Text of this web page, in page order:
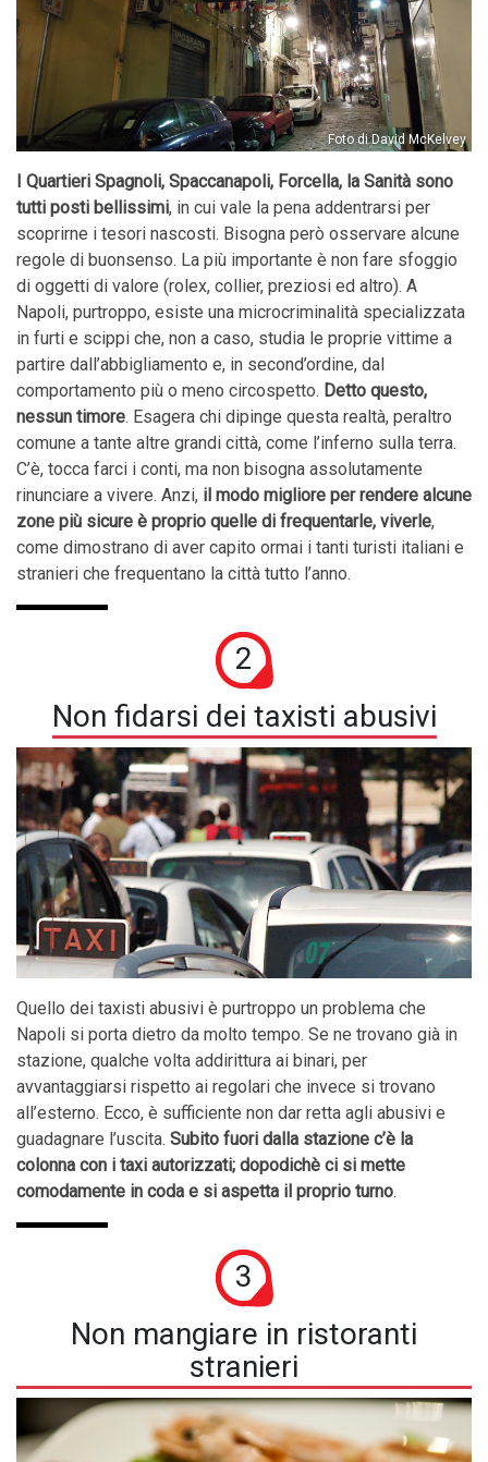
Foto di David McKelvey
I Quartieri Spagnoli, Spaccanapoli, Forcella, la Sanità sono
tutti posti bellissimi, in cui vale la pena addentrarsi per
scoprirne i tesori nascosti. Bisogna però osservare alcune
regole di buonsenso. La più importante è non fare sfoggio
di oggetti di valore (rolex, collier, preziosi ed altro). A
Napoli, purtroppo, esiste una microcriminalità specializzata
in furti e scippi che, non a caso, studia le proprie vittime a
partire dall’abbigliamento e, in second’ordine, dal
comportamento più o meno circospetto. Detto questo,
nessun timore. Esagera chi dipinge questa realtà, peraltro
comune a tante altre grandi città, come l’inferno sulla terra.
C’è, tocca farci i conti, ma non bisogna assolutamente
rinunciare a vivere. Anzi, il modo migliore per rendere alcune
zone più sicure è proprio quelle di frequentarle, viverle,
come dimostrano di aver capito ormai i tanti turisti italiani e
stranieri che frequentano la città tutto l’anno.
2
Non fidarsi dei taxisti abusivi
Quello dei taxisti abusivi è purtroppo un problema che
Napoli si porta dietro da molto tempo. Se ne trovano già in
stazione, qualche volta addirittura ai binari, per
avvantaggiarsi rispetto ai regolari che invece si trovano
all’esterno. Ecco, è sufficiente non dar retta agli abusivi e
guadagnare l’uscita. Subito fuori dalla stazione c’è la
colonna con i taxi autorizzati; dopodichè ci si mette
comodamente in coda e si aspetta il proprio turno.
3
Non mangiare in ristoranti
stranieri